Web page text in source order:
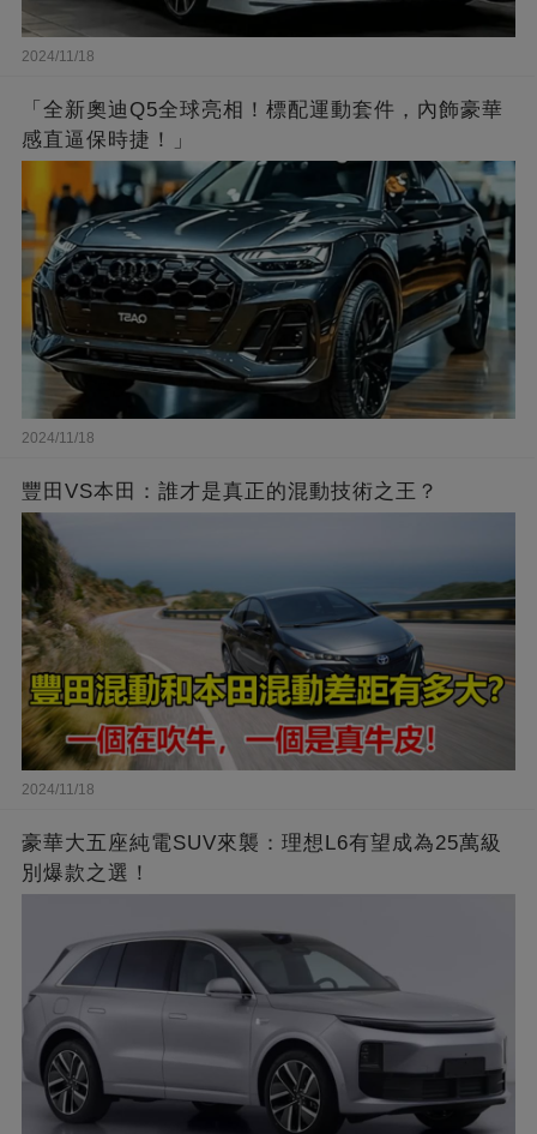
2024/11/18
「全新奧迪Q5全球亮相！標配運動套件，內飾豪華
感直逼保時捷！」
2024/11/18
豐田VS本田：誰才是真正的混動技術之王？
2024/11/18
豪華大五座純電SUV來襲：理想L6有望成為25萬級
別爆款之選！